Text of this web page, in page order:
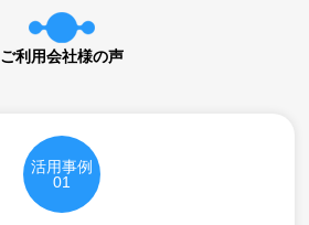
ご利用会社様の声
活用事例
01